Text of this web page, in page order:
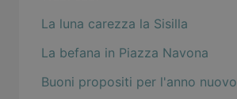
La luna carezza la Sisilla
La befana in Piazza Navona
Buoni propositi per l'anno nuovo